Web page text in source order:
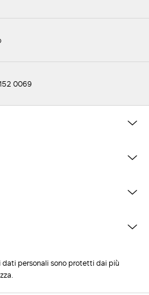
0069
personali sono protetti dai più